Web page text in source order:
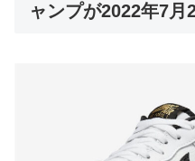
ャンプが2022年7月